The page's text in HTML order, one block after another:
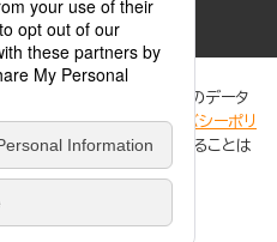
ービスが、著作権者からコンテンツ使用許諾を
録商標(登録番号 第6091713号)です。
サービスの一覧はこちら。
性向上のためにCookie等のデータ
ついての詳細は、「プライバシーポリ
、訪問者の個人情報を追跡することは